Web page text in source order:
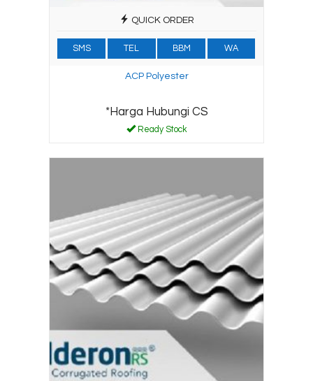
QUICK ORDER
SMS TEL BBM WA
ACP Polyester
*Harga Hubungi CS
Ready Stock